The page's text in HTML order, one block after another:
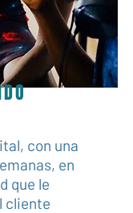
con una
en
que le
cliente